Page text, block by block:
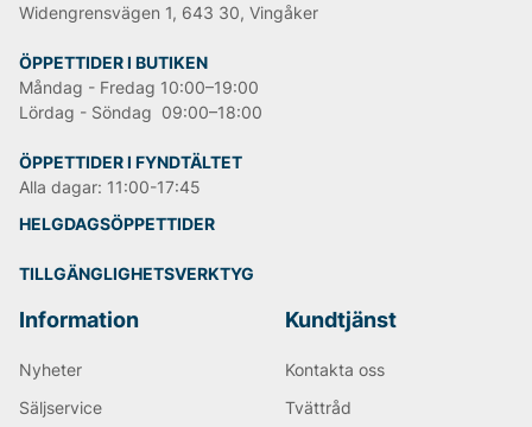
Andra populära varumärken:
NN07
Björn Borg
Replay
Oscar Jacobson
Widengrensvägen 1, 643 30, Vingåker
ÖPPETTIDER I BUTIKEN
Måndag - Fredag 10:00–19:00
Lördag - Söndag 09:00–18:00
ÖPPETTIDER I FYNDTÄLTET
Alla dagar: 11:00-17:45
HELGDAGSÖPPETTIDER
TILLGÄNGLIGHETSVERKTYG
Information
Nyheter
Säljservice
Kundtjänst
Kontakta oss
Tvättråd